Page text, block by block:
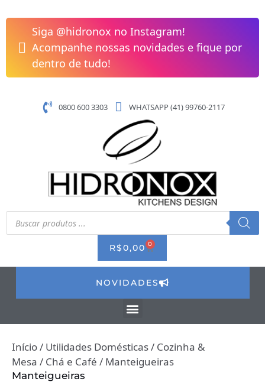
para
conteúdo
Siga @hidronox no Instagram!
Acompanhe nossas novidades e fique por
dentro de tudo!
0800 600 3303 WHATSAPP (41) 99760-2117
Pesquisar
produtos
R$0,00 0 CART
NOVIDADES
Início/ Utilidades Domésticas/ Cozinha &
Mesa / Chá e Café / Manteigueiras
Manteigueiras